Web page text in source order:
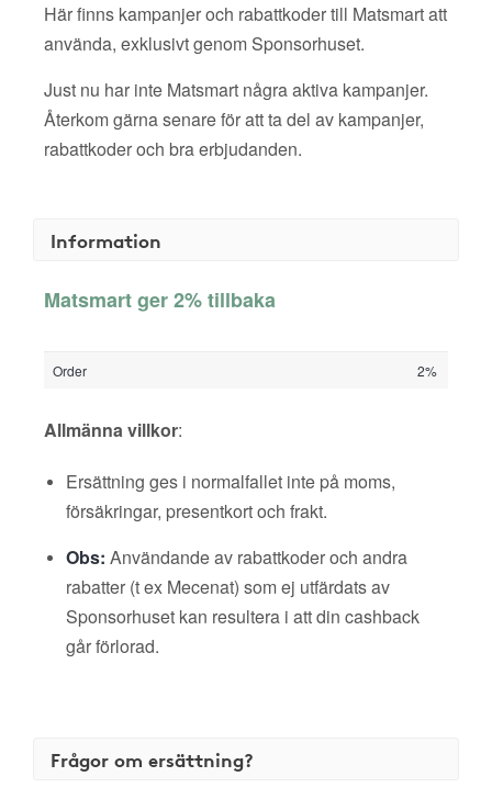
Här finns kampanjer och rabattkoder till Matsmart att
använda, exklusivt genom Sponsorhuset.
Just nu har inte Matsmart några aktiva kampanjer.
Återkom gärna senare för att ta del av kampanjer,
rabattkoder och bra erbjudanden.
Information
Matsmart ger 2% tillbaka
Order 2%
Allmänna villkor:
Ersättning ges i normalfallet inte på moms,
försäkringar, presentkort och frakt.
Obs: Användande av rabattkoder och andra
rabatter (t ex Mecenat) som ej utfärdats av
Sponsorhuset kan resultera i att din cashback
går förlorad.
Frågor om ersättning?